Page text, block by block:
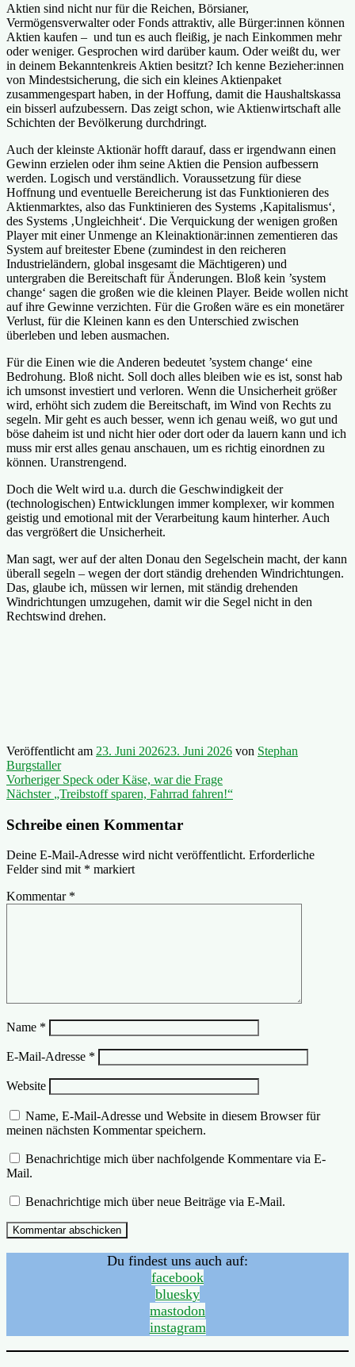
Aktien sind nicht nur für die Reichen, Börsianer,
Vermögensverwalter oder Fonds attraktiv, alle Bürger:innen können
Aktien kaufen – und tun es auch fleißig, je nach Einkommen mehr
oder weniger. Gesprochen wird darüber kaum. Oder weißt du, wer
in deinem Bekanntenkreis Aktien besitzt? Ich kenne Bezieher:innen
von Mindestsicherung, die sich ein kleines Aktienpaket
zusammengespart haben, in der Hoffung, damit die Haushaltskassa
ein bisserl aufzubessern. Das zeigt schon, wie Aktienwirtschaft alle
Schichten der Bevölkerung durchdringt.
Auch der kleinste Aktionär hofft darauf, dass er irgendwann einen
Gewinn erzielen oder ihm seine Aktien die Pension aufbessern
werden. Logisch und verständlich. Voraussetzung für diese
Hoffnung und eventuelle Bereicherung ist das Funktionieren des
Aktienmarktes, also das Funktinieren des Systems ‚Kapitalismus‘,
des Systems ‚Ungleichheit‘. Die Verquickung der wenigen großen
Player mit einer Unmenge an Kleinaktionär:innen zementieren das
System auf breitester Ebene (zumindest in den reicheren
Industrieländern, global insgesamt die Mächtigeren) und
untergraben die Bereitschaft für Änderungen. Bloß kein ’system
change‘ sagen die großen wie die kleinen Player. Beide wollen nicht
auf ihre Gewinne verzichten. Für die Großen wäre es ein monetärer
Verlust, für die Kleinen kann es den Unterschied zwischen
überleben und leben ausmachen.
Für die Einen wie die Anderen bedeutet ’system change‘ eine
Bedrohung. Bloß nicht. Soll doch alles bleiben wie es ist, sonst hab
ich umsonst investiert und verloren. Wenn die Unsicherheit größer
wird, erhöht sich zudem die Bereitschaft, im Wind von Rechts zu
segeln. Mir geht es auch besser, wenn ich genau weiß, wo gut und
böse daheim ist und nicht hier oder dort oder da lauern kann und ich
muss mir erst alles genau anschauen, um es richtig einordnen zu
können. Uranstrengend.
Doch die Welt wird u.a. durch die Geschwindigkeit der
(technologischen) Entwicklungen immer komplexer, wir kommen
geistig und emotional mit der Verarbeitung kaum hinterher. Auch
das vergrößert die Unsicherheit.
Man sagt, wer auf der alten Donau den Segelschein macht, der kann
überall segeln – wegen der dort ständig drehenden Windrichtungen.
Das, glaube ich, müssen wir lernen, mit ständig drehenden
Windrichtungen umzugehen, damit wir die Segel nicht in den
Rechtswind drehen.
Veröffentlicht am 23. Juni 202623. Juni 2026 von Stephan
Burgstaller
Beitragsnavigation
Vorheriger Vorheriger
Beitrag:
Speck oder Käse, war die Frage
Nächster
Nächster
„Treibstoff sparen, Fahrrad fahren!“
Schreibe einen Kommentar
Deine E-Mail-Adresse wird nicht veröffentlicht. Erforderliche
Felder sind mit * markiert
Kommentar *
Name *
E-Mail-Adresse *
Website
Name, E-Mail-Adresse und Website in diesem Browser für
meinen nächsten Kommentar speichern.
Benachrichtige mich über nachfolgende Kommentare via E-
Mail.
Benachrichtige mich über neue Beiträge via E-Mail.
Du findest uns auch auf:
facebook
bluesky
mastodon
instagram